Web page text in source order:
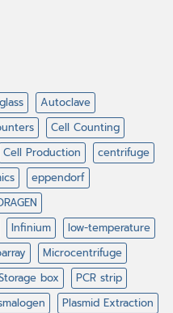
Autoclave
Cell Counting
Cell Production
centrifuge
eppendorf
Infinium
low-temperature
Microcentrifuge
box
PCR strip
Plasmid Extraction